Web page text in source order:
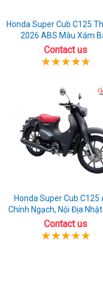
Honda Super Cub C125
2026 ABS Màu Xám
Contact us
Honda Super Cub C125
Chính Ngạch, Nội Địa
Contact us